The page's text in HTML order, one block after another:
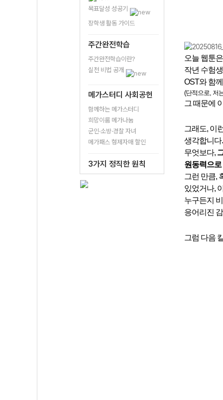
목표달성 성공기
장학생 활동 가이드
주간완전학습
주간완전학습이란?
실천 비법 공개
메가스터디 사회공헌
함께하는 메가스터디
희망이룸 메가나눔
군인·소방·경찰 자녀
메가패스 형제자매 할인
3가지 정직한 원칙
오늘 웹툰
작년 수험
OST와 함
(단적으로, 저
그 때문에
그래도, 이
생각합니다.
무엇보다,
원동력으
그런 만큼,
있었거나,
누구든지
응어리진
그럼 다음